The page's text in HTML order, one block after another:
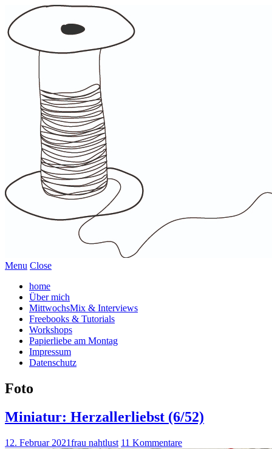
Menu Close
home
Über mich
MittwochsMix & Interviews
Freebooks & Tutorials
Workshops
Papierliebe am Montag
Impressum
Datenschutz
Foto
Miniatur: Herzallerliebst (6/52)
12. Februar 2021frau nahtlust 11 Kommentare